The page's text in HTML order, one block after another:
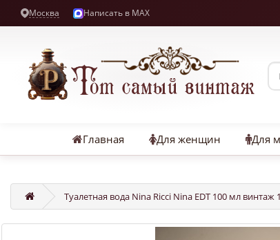
Москва Написать в MAX
Главная Для женщин Для
Туалетная вода Nina Ricci Nina EDT 100 мл винтаж